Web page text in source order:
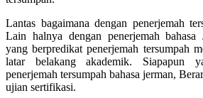
Lantas bagaimana dengan penerjemah
Lain halnya dengan penerjemah bahasa
yang berpredikat penerjemah tersumpah
latar belakang akademik. Siapapun
penerjemah tersumpah bahasa jerman,
ujian sertifikasi.